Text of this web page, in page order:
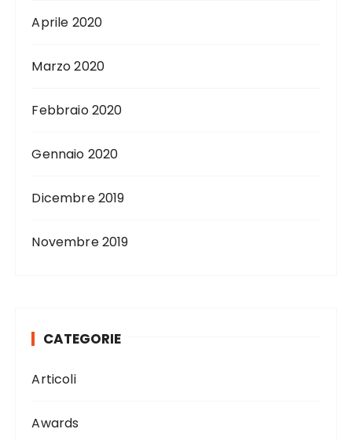
Aprile 2020
Marzo 2020
Febbraio 2020
Gennaio 2020
Dicembre 2019
Novembre 2019
CATEGORIE
Articoli
Awards